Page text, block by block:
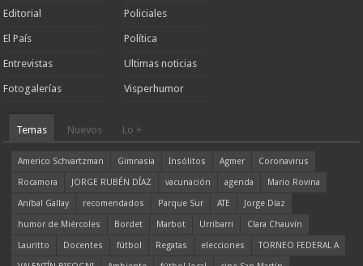
Editorial
El País
Entrevistas
Fotogalerías
Policiales
Política
Ultimas noticias
Visperhumor
Temas Nuevos Lo +
Americo Schvartzman Gimnasia Insólitos Agmer
Coronavirus
Rocamora
JORGE RUBÉN DÍAZ vacunación agenda
Mario Rovina
Aníbal Gallay
recomendados Parque Sur ATE
Jorge Díaz
humor de Miércoles
Bordet Marbot Urribarri
Clara Chauvín
Lauritto
Docentes fútbol Regatas elecciones
TORNEO FEDERAL A